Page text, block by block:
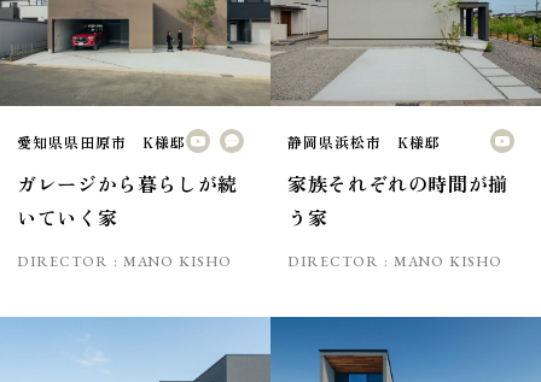
愛知県県田原市 K様邸
ガレージから暮らしが続
いていく家
DIRECTOR : MANO KISHO
静岡県浜松市 K様邸
家族それぞれの時間が揃
う家
DIRECTOR : MANO KISHO